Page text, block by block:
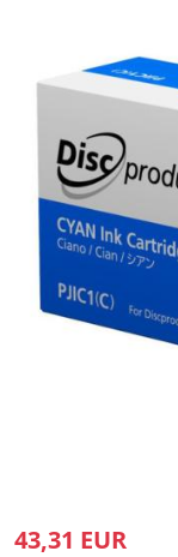
43,31 EUR